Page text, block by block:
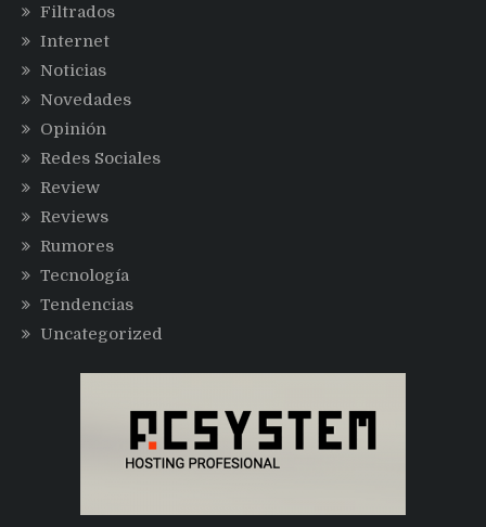
Filtrados
Internet
Noticias
Novedades
Opinión
Redes Sociales
Review
Reviews
Rumores
Tecnología
Tendencias
Uncategorized